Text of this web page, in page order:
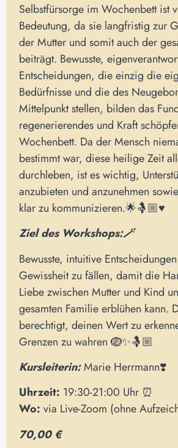
Selbstfürsorge im Wochenbett ist
Bedeutung, da sie langfristig zur
der Mutter und somit auch der
beiträgt. Bewusste,
Entscheidungen, die einzig die
Bedürfnisse und die des
Mittelpunkt stellen, bilden das
regenerierendes und Kraft
Wochenbett. Da der Mensch
bestimmt war, diese heilige Zeit
durchleben, ist es wichtig,
anzubieten und anzunehmen
klar zu kommunizieren.🌟🤱🏼♥️
Ziel des Workshops:🪄
Bewusste, intuitive
Gewissheit zu fällen, damit die
Liebe zwischen Mutter und Kind
gesamten Familie erblühen kann.
berechtigt, deinen Wert zu
Grenzen zu wahren 🪺✨🤱🏼
Kursleiterin:Marie Herrmann❣️
Uhrzeit: 19:30-21:00 Uhr ⏰
Wo: via Live-Zoom (ohne
70,00 €